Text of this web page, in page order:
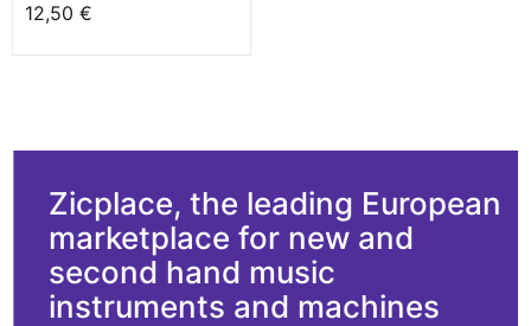
12,50 €
Zicplace, the leading European
marketplace for new and
second hand music
instruments and machines